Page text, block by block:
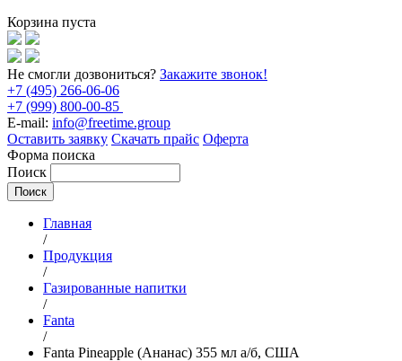
Корзина пуста
Не смогли дозвониться? Закажите звонок!
+7 (495) 266-06-06
+7 (999) 800-00-85
E-mail: info@freetime.group
Оставить заявку Скачать прайс Оферта
Форма поиска
Поиск
Главная
/
Продукция
/
Газированные напитки
/
Fanta
/
Fanta Pineapple (Ананас) 355 мл а/б, США